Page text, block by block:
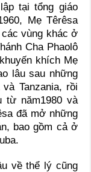
tại tổng giáo
Mẹ Têrêsa
vùng khác ở
Cha Phaolô
khích Mẹ
lâu sau những
Tanzania, rồi
từ năm1980 và
đã mở những
bao gồm cả ở
về thể lý cũng